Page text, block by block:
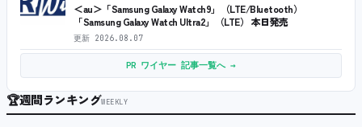
＜au＞「Samsung Galaxy Watch9」（LTE/Bluetooth）
「Samsung Galaxy Watch Ultra2」（LTE） 本日発売
更新 2026.08.07
PR ワイヤー 記事一覧へ →
🏆週間ランキングWEEKLY